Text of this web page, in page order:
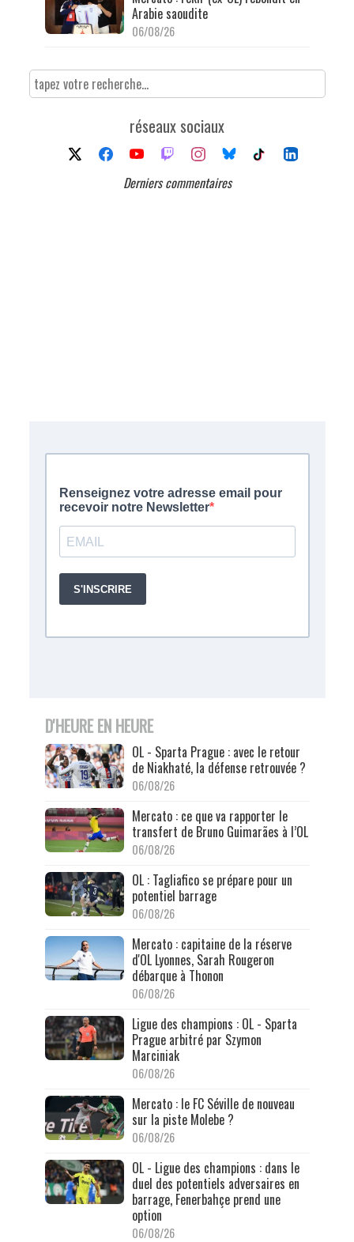
Arabie saoudite
06/08/26
réseaux sociaux
Derniers commentaires
D'HEURE EN HEURE
OL - Sparta Prague : avec le retour
de Niakhaté, la défense retrouvée ?
06/08/26
Mercato : ce que va rapporter le
transfert de Bruno Guimarães à l’OL
06/08/26
OL : Tagliafico se prépare pour un
potentiel barrage
06/08/26
Mercato : capitaine de la réserve
d'OL Lyonnes, Sarah Rougeron
débarque à Thonon
06/08/26
Ligue des champions : OL - Sparta
Prague arbitré par Szymon
Marciniak
06/08/26
Mercato : le FC Séville de nouveau
sur la piste Molebe ?
06/08/26
OL - Ligue des champions : dans le
duel des potentiels adversaires en
barrage, Fenerbahçe prend une
option
06/08/26